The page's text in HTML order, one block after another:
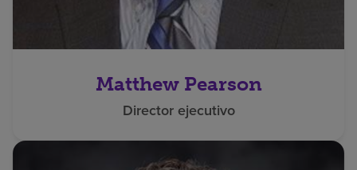
Matthew Pearson
Director ejecutivo